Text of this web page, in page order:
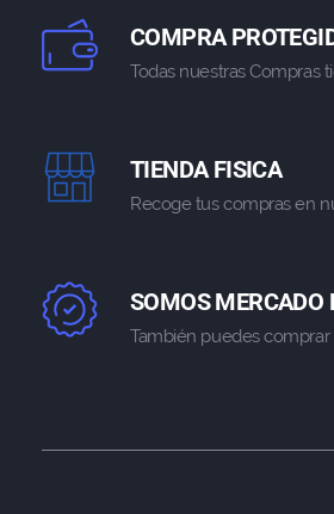
COMPRA
Todas nuestras Compras
TIENDA FISICA
Recoge tus compras en
SOMOS MERCADO
También puedes